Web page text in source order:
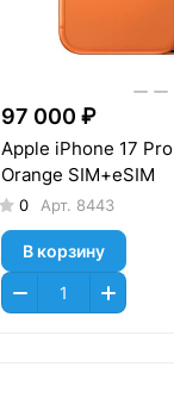
97 000 ₽
Apple iPhone 17
Orange SIM+eSIM
0 Арт. 8443
В корзину